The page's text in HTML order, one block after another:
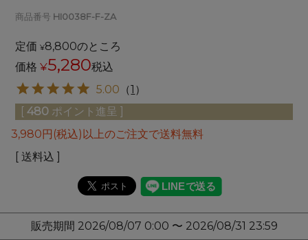
商品番号 HI0038F-F-ZA
定価 ¥8,800のところ
価格 ¥5,280税込
5.00 （1 ）
[ 480 ポイント進呈 ]
3,980円(税込)以上のご注文で送料無料
送料込
販売期間 2026/08/07 0:00 〜 2026/08/31 23:59